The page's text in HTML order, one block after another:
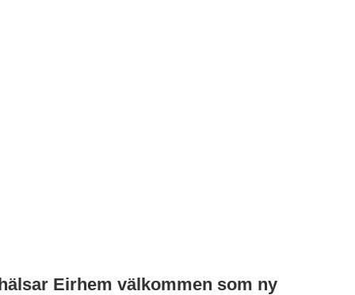
Eirhem välkommen som ny